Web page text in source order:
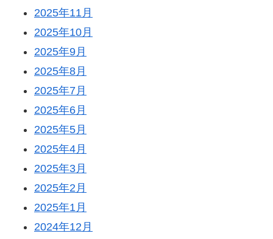
2025年11月
2025年10月
2025年9月
2025年8月
2025年7月
2025年6月
2025年5月
2025年4月
2025年3月
2025年2月
2025年1月
2024年12月